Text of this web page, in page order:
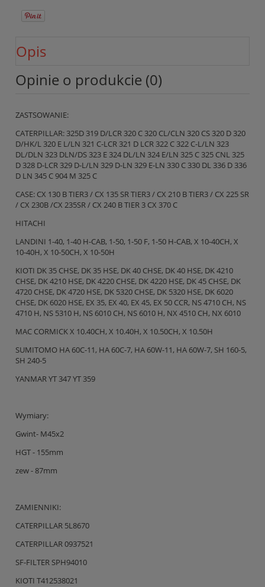
Opis
Opinie o produkcie (0)
ZASTSOWANIE:
CATERPILLAR: 325D 319 D/LCR 320 C 320 CL/CLN 320 CS 320 D 320
D/HK/L 320 E L/LN 321 C-LCR 321 D LCR 322 C 322 C-L/LN 323
DL/DLN 323 DLN/DS 323 E 324 DL/LN 324 E/LN 325 C 325 CNL 325
D 328 D-LCR 329 D-L/LN 329 D-LN 329 E-LN 330 C 330 DL 336 D 336
D LN 345 C 904 M 325 C
CASE: CX 130 B TIER3 / CX 135 SR TIER3 / CX 210 B TIER3 / CX 225 SR
/ CX 230B /CX 235SR / CX 240 B TIER 3 CX 370 C
HITACHI
LANDINI 1-40, 1-40 H-CAB, 1-50, 1-50 F, 1-50 H-CAB, X 10-40CH, X
10-40H, X 10-50CH, X 10-50H
KIOTI DK 35 CHSE, DK 35 HSE, DK 40 CHSE, DK 40 HSE, DK 4210
CHSE, DK 4210 HSE, DK 4220 CHSE, DK 4220 HSE, DK 45 CHSE, DK
4720 CHSE, DK 4720 HSE, DK 5320 CHSE, DK 5320 HSE, DK 6020
CHSE, DK 6020 HSE, EX 35, EX 40, EX 45, EX 50 CCR, NS 4710 CH, NS
4710 H, NS 5310 H, NS 6010 CH, NS 6010 H, NX 4510 CH, NX 6010
MAC CORMICK X 10.40CH, X 10.40H, X 10.50CH, X 10.50H
SUMITOMO HA 60C-11, HA 60C-7, HA 60W-11, HA 60W-7, SH 160-5,
SH 240-5
YANMAR YT 347 YT 359
Wymiary:
Gwint- M45x2
HGT - 155mm
zew - 87mm
ZAMIENNIKI:
CATERPILLAR 5L8670
CATERPILLAR 0937521
SF-FILTER SPH94010
KIOTI T412538021